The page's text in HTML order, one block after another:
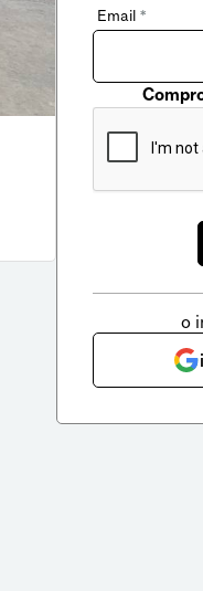
Email *
o